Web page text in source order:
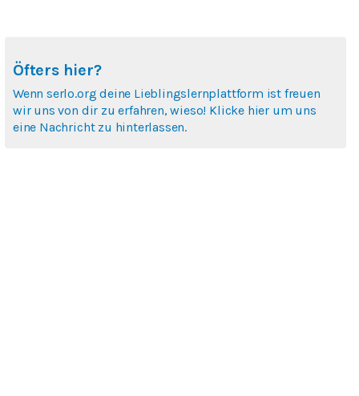
Öfters hier?
Wenn serlo.org deine Lieblingslernplattform ist freuen
wir uns von dir zu erfahren, wieso! Klicke hier um uns
eine Nachricht zu hinterlassen.